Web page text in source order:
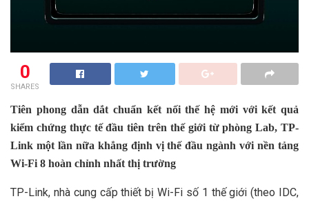
0
SHARES
Tiên phong dẫn dắt chuẩn kết nối thế hệ mới với kết quả
kiểm chứng thực tế đầu tiên trên thế giới từ phòng Lab, TP-
Link một lần nữa khẳng định vị thế đầu ngành với nền tảng
Wi-Fi 8 hoàn chỉnh nhất thị trường
TP-Link, nhà cung cấp thiết bị Wi-Fi số 1 thế giới (theo IDC,